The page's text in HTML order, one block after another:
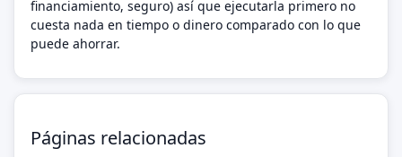
financiamiento, seguro) así que ejecutarla primero no
cuesta nada en tiempo o dinero comparado con lo que
puede ahorrar.
Páginas relacionadas